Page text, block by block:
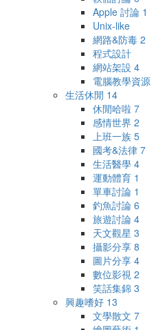
Apple 討論 1
Unix-like
網路&防毒 2
程式設計
網站架設 4
電腦教學資源
生活休閒 14
休閒哈啦 7
感情世界 2
上班一族 5
國考&法律 7
生活醫學 4
運動體育 1
單車討論 1
釣魚討論 6
旅遊討論 4
天文觀星 3
攝影分享 8
圖片分享 4
數位影視 2
笑話集錦 3
興趣嗜好 13
文學散文 7